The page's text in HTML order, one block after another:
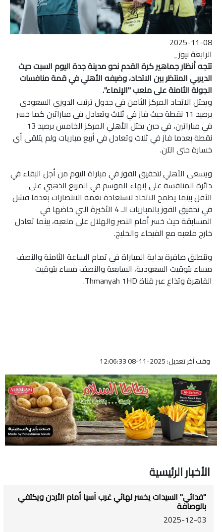
2025-11-08
الرابعة نيوز_
تتجه أنظار جماهير كرة القدم نحو مدينة جدة اليوم السبت حيث
الديربي المنتظر بين الاتحاد، وضيفه الأهلي في قمة منافسات
الجولة الثامنة على ملعب "الإنماء".
ويحتل الاتحاد المركز الثامن في جدول ترتيب الدوري السعودي
برصيد 11 نقطة حيث فاز في ثلاث وتعادل في مباراتين كما خسر
في مباراتين، في حين يحتل الأهلي المركز الخامس برصيد 13
نقطة بعدما فاز في ثلاث وتعادل في أربع مباريات ولم يتلقى أي
خسارة حتى الآن.
ويسعى الأهلي لتحقيق الفوز في مباراة اليوم من أجل البقاء في
دائرة المنافسة على إنهاء الموسم في المربع الذهبي على
الأقل بينما يطمح الاتحاد لاستعادة نغمة الانتصارات بعدما فشل
في تحقيق الفوز بالمباريات الـ 4 الأخيرة التي خاضها في
المسابقة حيث خسر أمام النصر والهلال على ملعبه، بينما تعادل
خارج ملعبه مع الفيحاء والخليج.
وتنطلق صافرة بداية المباراة في تمام الساعة الثامنة والنصف
مساء بتوقيت السعودية، السابعة والنصف مساء بتوقيت
القاهرة وتذاع عبر قناة Thmanyah 1HD.
وقت آخر تعديل: 2025-11-08 12:06:33
الأخبار الرئيسية
"فدائي" السيدات يخسر نهائي غرب آسيا أمام الأردن ويكتفي
بالوصافة
2025-12-03